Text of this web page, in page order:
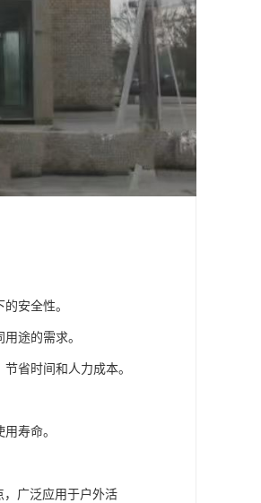
安全性。
途的需求。
省时间和人力成本。
寿命。
，广泛应用于户外活